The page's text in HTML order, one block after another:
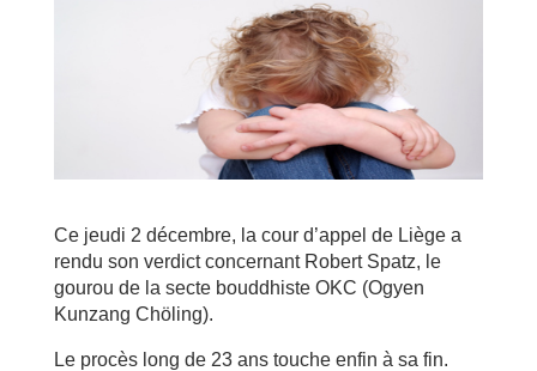
Ce jeudi 2 décembre, la cour d’appel de Liège a
rendu son verdict concernant Robert Spatz, le
gourou de la secte bouddhiste OKC (Ogyen
Kunzang Chöling).
Le procès long de 23 ans touche enfin à sa fin.